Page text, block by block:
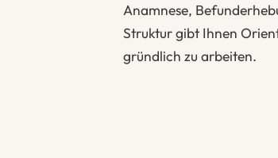
Anamnese,
Struktur gibt Ihnen
gründlich zu arbeiten.